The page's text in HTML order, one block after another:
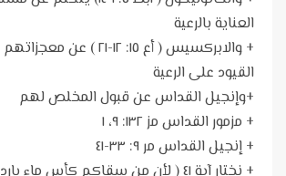
العناية بالرعية
+ والابركسيس ( أع ١٥: ١٢-
القيود على الرعية
+وإنجيل القداس عن قبول المخلص لهم
+ مزمور القداس مز ١٣٢: ٩، ١
+ إنجيل القداس مر ٩: ٣٣-٤١